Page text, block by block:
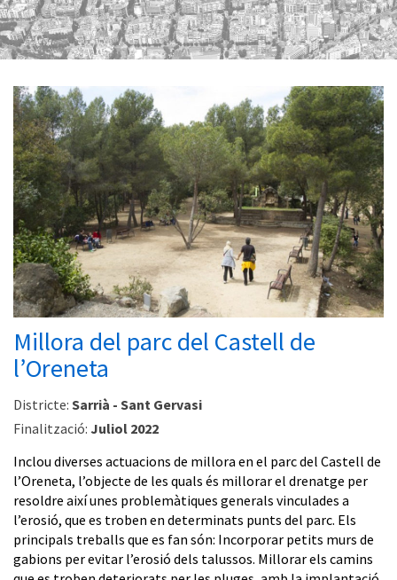
Millora del parc del Castell de
l’Oreneta
Districte: Sarrià - Sant Gervasi
Finalització: Juliol 2022
Inclou diverses actuacions de millora en el parc del Castell de
l’Oreneta, l’objecte de les quals és millorar el drenatge per
resoldre així unes problemàtiques generals vinculades a
l’erosió, que es troben en determinats punts del parc. Els
principals treballs que es fan són: Incorporar petits murs de
gabions per evitar l’erosió dels talussos. Millorar els camins